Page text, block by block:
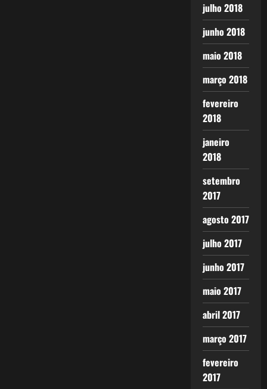
julho 2018
junho 2018
maio 2018
março 2018
fevereiro
2018
janeiro
2018
setembro
2017
agosto 2017
julho 2017
junho 2017
maio 2017
abril 2017
março 2017
fevereiro
2017